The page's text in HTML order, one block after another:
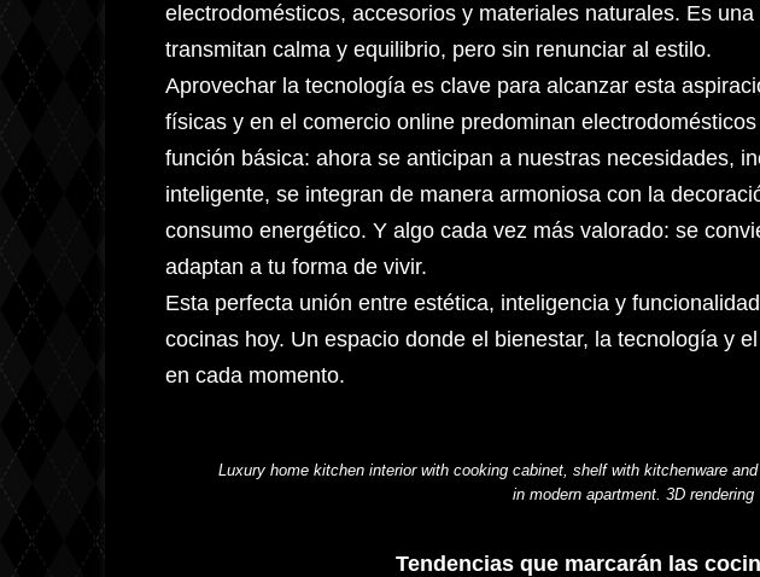
electrodomésticos, accesorios y materiales naturales. Es
transmitan calma y equilibrio, pero sin renunciar al estilo.
Aprovechar la tecnología es clave para alcanzar esta
físicas y en el comercio online predominan
función básica: ahora se anticipan a nuestras necesidades,
inteligente, se integran de manera armoniosa con la
consumo energético. Y algo cada vez más valorado: se
adaptan a tu forma de vivir.
Esta perfecta unión entre estética, inteligencia y
cocinas hoy. Un espacio donde el bienestar, la tecnología y
en cada momento.
Luxury home kitchen interior with cooking cabinet, shelf with kitchenware
in modern apartment. 3D rendering
Tendencias que marcarán las